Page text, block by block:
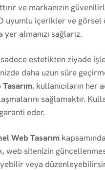
ve markanızın
uyumlu içerikler ve
almanızı sağlarız.
sadece estetikten ziyade
daha uzun süre
, kullanıcıların her
sağlamaktır.
eder.
Web Tasarım
web sitenizin
veya